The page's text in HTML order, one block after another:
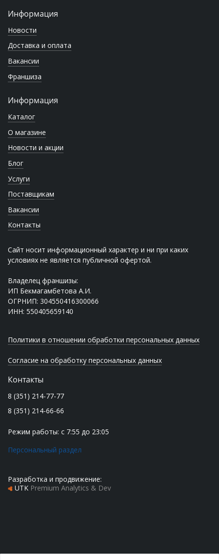
Информация
Новости
Доставка и оплата
Вакансии
Франшиза
Информация
Каталог
О магазине
Новости и акции
Блог
Услуги
Поставщикам
Вакансии
Контакты
Сайт носит информационный характер и ни при каких
условиях не является публичной офертой.
Владелец франшизы:
ИП Бекмагамбетова А.И.
ОГРНИП: 304550416300066
ИНН: 550405659140
Политики в отношении обработки персональных данных
Согласие на обработку персональных данных
Контакты
8 (351) 214-77-77
8 (351) 214-66-66
Режим работы: с 7:55 до 23:05
Персональный раздел
Разработка и продвижение:
UTK Premium Analytics & Dev